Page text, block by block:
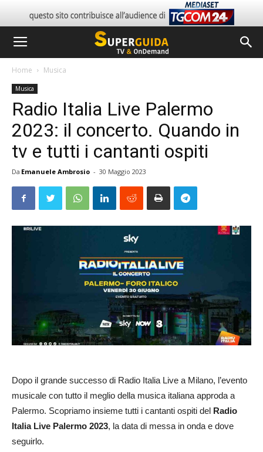
Home Musica
Musica
Radio Italia Live Palermo
2023: il concerto. Quando in
tv e tutti i cantanti ospiti
Da Emanuele Ambrosio - 30 Maggio 2023
Dopo il grande successo di Radio Italia Live a Milano, l’evento
musicale con tutto il meglio della musica italiana approda a
Palermo. Scopriamo insieme tutti i cantanti ospiti del Radio
Italia Live Palermo 2023, la data di messa in onda e dove
seguirlo.